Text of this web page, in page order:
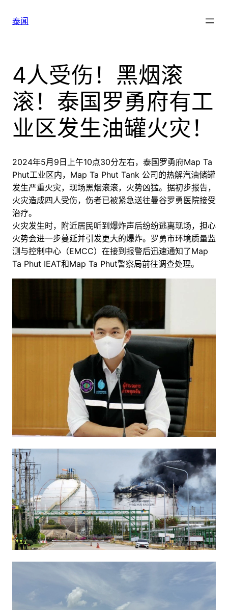
泰闻
4人受伤！黑烟滚
滚！泰国罗勇府有工
业区发生油罐火灾！
2024年5月9日上午10点30分左右，泰国罗勇府Map Ta
Phut工业区内，Map Ta Phut Tank 公司的热解汽油储罐
发生严重火灾，现场黑烟滚滚，火势凶猛。据初步报告，
火灾造成四人受伤，伤者已被紧急送往曼谷罗勇医院接受
治疗。
火灾发生时，附近居民听到爆炸声后纷纷逃离现场，担心
火势会进一步蔓延并引发更大的爆炸。罗勇市环境质量监
测与控制中心（EMCC）在接到报警后迅速通知了Map
Ta Phut IEAT和Map Ta Phut警察局前往调查处理。